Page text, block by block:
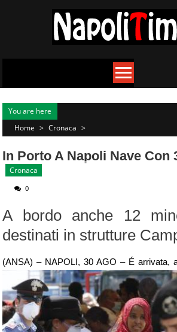
You are here
Home > Cronaca >
In Porto A Napoli Nave Con
Cronaca
0
A bordo anche 12
destinati in strutture
(ANSA) – NAPOLI, 30 AGO – É arrivata,